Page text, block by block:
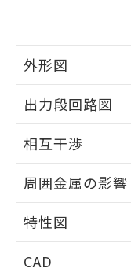
外形図
外形図
出力段回路図
出力段回路図
相互干渉
相互干渉
周囲金属の影響
周囲金属の影響
特性図
CAD
品・サ
※当社
の共同
用者の
とができます
EU RoHS指
51物質の非
※本証明書
るもので、
ものではあ
物質の対応
荷製品に未
欄に対応日
既に当社に